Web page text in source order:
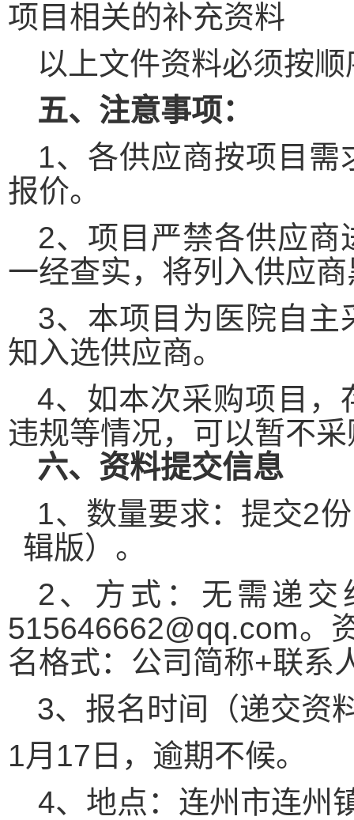
项目相关的补充资料
以上文件资料必须按
五、注意事项：
1、各供应商按项目
报价。
2、项目严禁各供应
一经查实，将列入供应
3、本项目为医院自主
知入选供应商。
4、如本次采购项目，
违规等情况，可以暂不
六、资料提交信息
1、数量要求：提交2
辑版）。
2、方式：无需递
515646662@qq.com。
名格式：公司简称+联系
3、报名时间（递交资
1月17日，逾期不候。
4、地点：连州市连州